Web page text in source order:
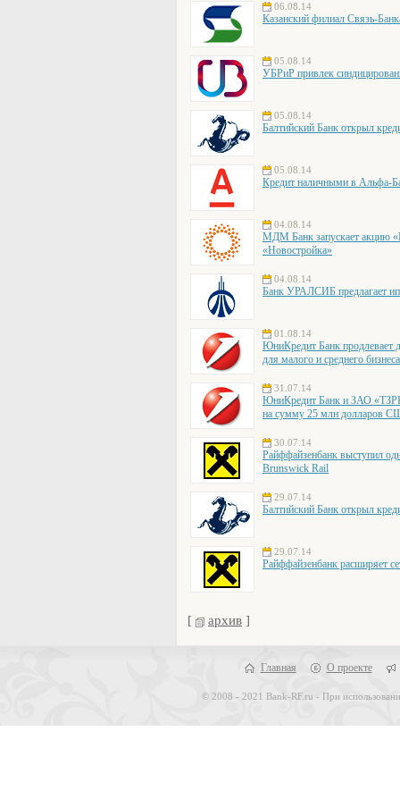
06.08.14
Казанский филиал Связь-
05.08.14
УБРиР привлек
05.08.14
Балтийский Банк открыл
05.08.14
Кредит наличными в Альфа-
04.08.14
МДМ Банк запускает акцию
«Новостройка»
04.08.14
Банк УРАЛСИБ предлагает
01.08.14
ЮниКредит Банк продлевает
для малого и среднего
31.07.14
ЮниКредит Банк и ЗАО
на сумму 25 млн долларов
30.07.14
Райффайзенбанк выступил
Brunswick Rail
29.07.14
Балтийский Банк открыл
29.07.14
Райффайзенбанк расширяет
[ архив ]
Главная О проекте
© 2008 - 2021 Bank-RF.ru - При